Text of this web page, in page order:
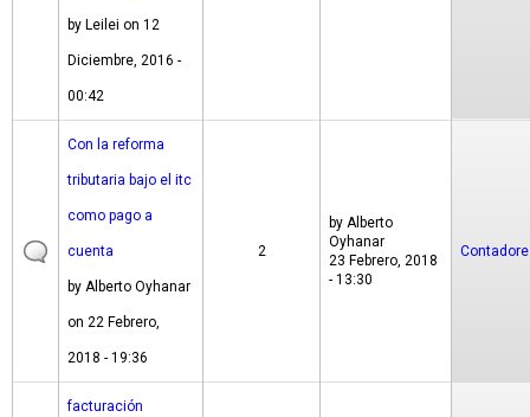
by Leilei on 12
Diciembre, 2016 -
00:42
Con la reforma
tributaria bajo el itc
como pago a
cuenta
by Alberto Oyhanar
on 22 Febrero,
2018 - 19:36
2
by Alberto
Oyhanar
23 Febrero, 2018
- 13:30
facturación